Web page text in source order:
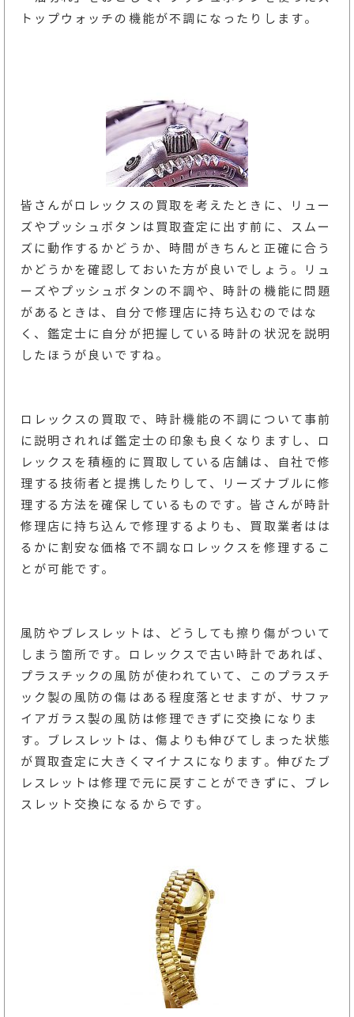
トップウォッチの機能が不調になったりします。
皆さんがロレックスの買取を考えたときに、リュー
ズやプッシュボタンは買取査定に出す前に、スムー
ズに動作するかどうか、時間がきちんと正確に合う
かどうかを確認しておいた方が良いでしょう。リュ
ーズやプッシュボタンの不調や、時計の機能に問題
があるときは、自分で修理店に持ち込むのではな
く、鑑定士に自分が把握している時計の状況を説明
したほうが良いですね。
ロレックスの買取で、時計機能の不調について事前
に説明されれば鑑定士の印象も良くなりますし、ロ
レックスを積極的に買取している店舗は、自社で修
理する技術者と提携したりして、リーズナブルに修
理する方法を確保しているものです。皆さんが時計
修理店に持ち込んで修理するよりも、買取業者はは
るかに割安な価格で不調なロレックスを修理するこ
とが可能です。
風防やブレスレットは、どうしても擦り傷がついて
しまう箇所です。ロレックスで古い時計であれば、
プラスチックの風防が使われていて、このプラスチ
ック製の風防の傷はある程度落とせますが、サファ
イアガラス製の風防は修理できずに交換になりま
す。ブレスレットは、傷よりも伸びてしまった状態
が買取査定に大きくマイナスになります。伸びたブ
レスレットは修理で元に戻すことができずに、ブレ
スレット交換になるからです。